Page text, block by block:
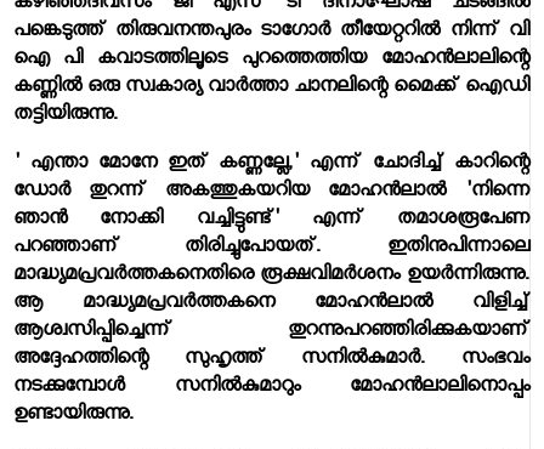
പങ്കെടുത്ത് തിരുവനന്തപുരം ടാഗോര്‍ തീയേറ്ററില്‍ നിന്ന് വി
ഐ പി കവാടത്തിലൂടെ പുറത്തെത്തിയ മോഹന്‍ലാലിന്റെ
കണ്ണില്‍ ഒരു സ്വകാര്യ വാര്‍ത്താ ചാനലിന്റെ മൈക്ക് ഐഡി
തട്ടിയിരുന്നു.
' എന്താ മോനേ ഇത് കണ്ണല്ലേ,' എന്ന് ചോദിച്ച് കാറിന്റെ
ഡോര്‍ തുറന്ന് അകത്തുകയറിയ മോഹന്‍ലാല്‍ 'നിന്നെ
ഞാന്‍ നോക്കി വച്ചിട്ടുണ്ട്' എന്ന് തമാശരൂപേണ
പറഞ്ഞാണ് തിരിച്ചുപോയത്. ഇതിനുപിന്നാലെ
മാദ്ധ്യമപ്രവര്‍ത്തകനെതിരെ രൂക്ഷവിമര്‍ശനം ഉയര്‍ന്നിരുന്നു.
ആ മാദ്ധ്യമപ്രവര്‍ത്തകനെ മോഹന്‍ലാല്‍ വിളിച്ച്
ആശ്വസിപ്പിച്ചെന്ന് തുറന്നുപറഞ്ഞിരിക്കുകയാണ്
അദ്ദേഹത്തിന്റെ സുഹൃത്ത് സനില്‍കുമാര്‍. സംഭവം
നടക്കുമ്പോള്‍ സനില്‍കുമാറും മോഹന്‍ലാലിനൊപ്പം
ഉണ്ടായിരുന്നു.